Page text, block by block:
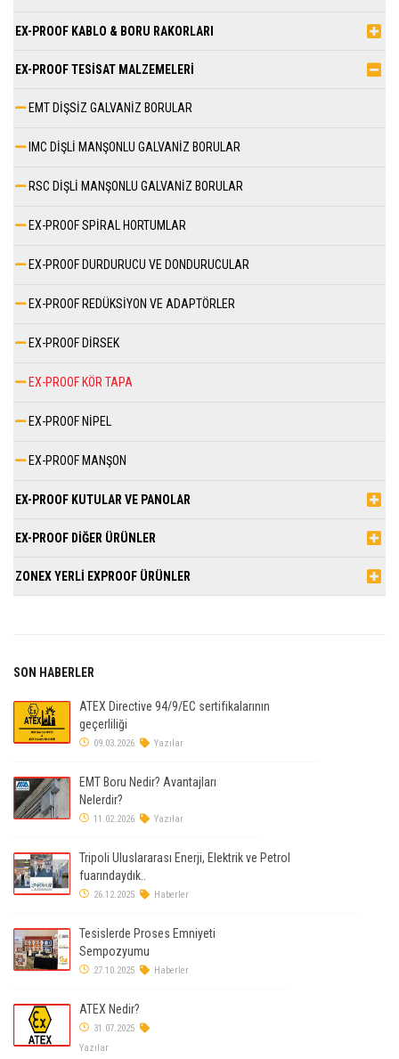
EX-PROOF KABLO & BORU RAKORLARI
EX-PROOF TESİSAT MALZEMELERİ
EMT DİŞSİZ GALVANİZ BORULAR
IMC DİŞLİ MANŞONLU GALVANİZ BORULAR
RSC DİŞLİ MANŞONLU GALVANİZ BORULAR
EX-PROOF SPİRAL HORTUMLAR
EX-PROOF DURDURUCU VE DONDURUCULAR
EX-PROOF REDÜKSİYON VE ADAPTÖRLER
EX-PROOF DİRSEK
EX-PROOF KÖR TAPA
EX-PROOF NİPEL
EX-PROOF MANŞON
EX-PROOF KUTULAR VE PANOLAR
EX-PROOF DİĞER ÜRÜNLER
ZONEX YERLİ EXPROOF ÜRÜNLER
SON HABERLER
ATEX Directive 94/9/EC sertifikalarının
geçerliliği
09.03.2026 Yazılar
EMT Boru Nedir? Avantajları
Nelerdir?
11.02.2026 Yazılar
Tripoli Uluslararası Enerji, Elektrik ve Petrol
fuarındaydık..
26.12.2025 Haberler
Tesislerde Proses Emniyeti
Sempozyumu
27.10.2025 Haberler
ATEX Nedir?
31.07.2025
Yazılar